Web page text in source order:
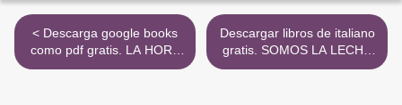
< Descarga google books
como pdf gratis. LA HORA
ZULU (Literatura española)
Descargar libros de italiano
gratis. SOMOS LA LECHE
de ALBA PADRO >